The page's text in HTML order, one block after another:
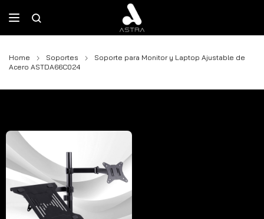
Home Soportes
Soporte para Monitor y Laptop Ajustable de
Acero ASTDA66C024